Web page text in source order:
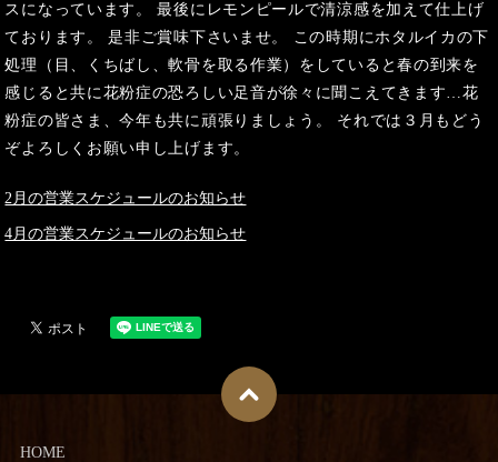
スになっています。 最後にレモンピールで清涼感を加えて仕上げ
ております。 是非ご賞味下さいませ。 この時期にホタルイカの下
処理（目、くちばし、軟骨を取る作業）をしていると春の到来を
感じると共に花粉症の恐ろしい足音が徐々に聞こえてきます…花
粉症の皆さま、今年も共に頑張りましょう。 それでは３月もどう
ぞよろしくお願い申し上げます。
2月の営業スケジュールのお知らせ
4月の営業スケジュールのお知らせ
HOME